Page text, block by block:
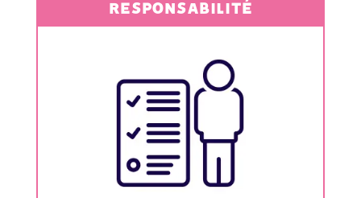
RESPONSABILITÉ
Nos résultats sont clairs et partagés